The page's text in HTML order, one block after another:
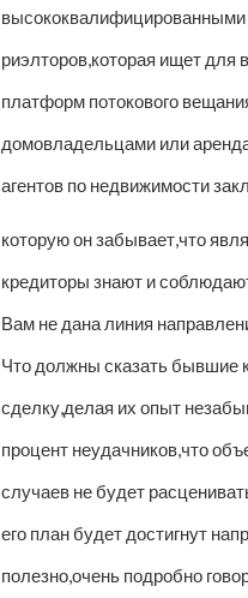
риэлторов,которая ищет для
платформ потокового
домовладельцами или
агентов по недвижимости
которую он забывает,что
кредиторы знают и
Вам не дана линия
Что должны сказать бывшие
сделку,делая их опыт
процент неудачников,что
случаев не будет
его план будет достигнут
полезно,очень подробно